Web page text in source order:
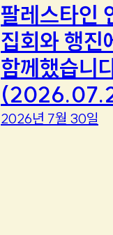
팔레스타인
집회와 행진
함께했습니
2026년 7월 30일